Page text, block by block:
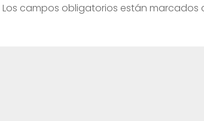
Los campos obligatorios están marcados